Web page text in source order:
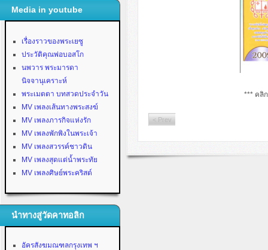
Media in youtube
เรื่องราวของพระเยซู
ประวัติคุณพ่อบอสโก
นพวาร พระมารดา
นิจจานุเคราะห์
พระเมตตา บทสวดประจำวัน
MV เพลงเส้นทางพระสงฆ์
MV เพลงภารกิจแห่งรัก
MV เพลงพักพิงในพระเจ้า
MV เพลงสวรรค์ชาวดิน
MV เพลงสุดแต่น้ำพระทัย
MV เพลงศิษย์พระคริสต์
นำทางสู่วัดคาทอลิก
อัครสังฆมณฑลกรุงเทพ ฯ
*** คลิ
< Prev